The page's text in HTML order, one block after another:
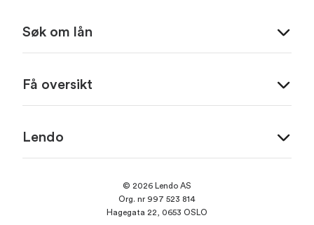
Søk om lån
Få oversikt
Lendo
© 2026 Lendo AS
Org. nr 997 523 814
Hagegata 22, 0653 OSLO